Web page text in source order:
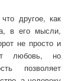
другое, как
в его мысли,
не просто и
любовь, но
позволяет